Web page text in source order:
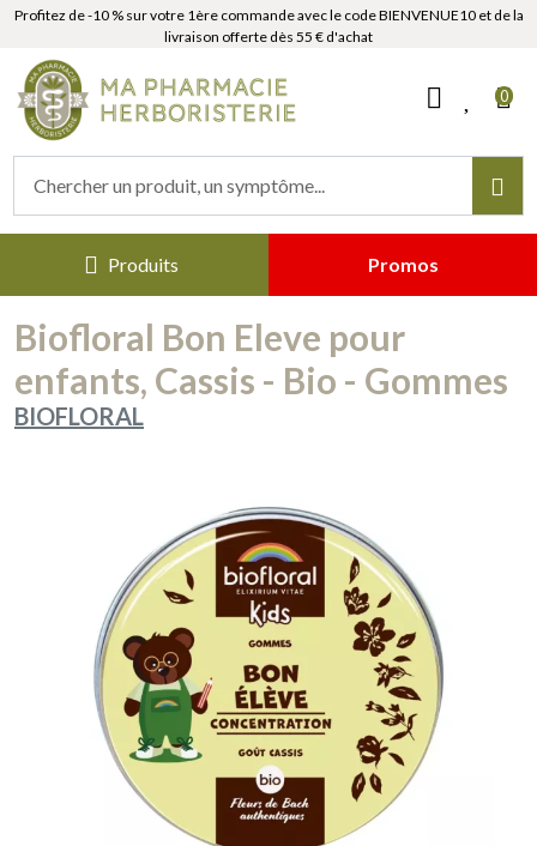
Profitez de -10 % sur votre 1ère commande avec le code BIENVENUE10 et de la
livraison offerte dès 55 € d'achat
0
Produits Promos
Biofloral Bon Eleve pour
enfants, Cassis - Bio - Gommes
BIOFLORAL